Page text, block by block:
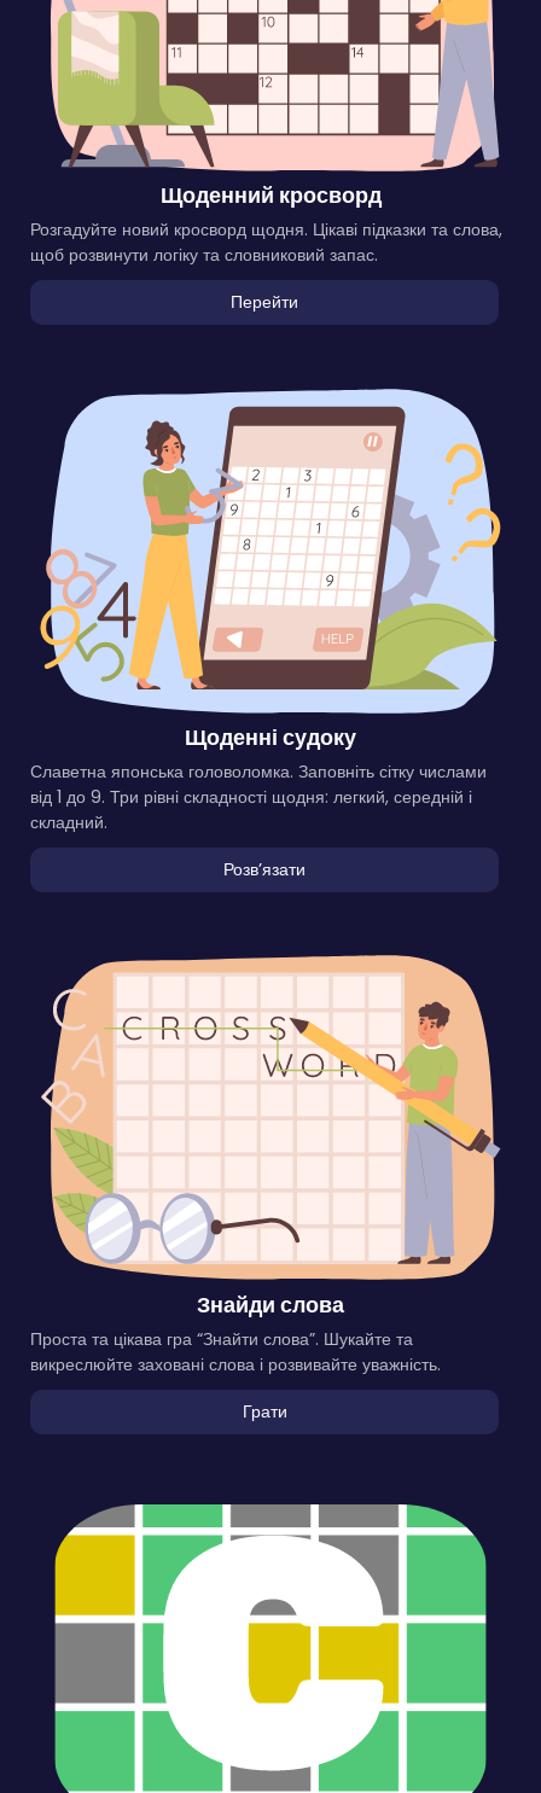
Щоденний кросворд
Розгадуйте новий кросворд щодня. Цікаві підказки та слова,
щоб розвинути логіку та словниковий запас.
Перейти
Щоденні судоку
Славетна японська головоломка. Заповніть сітку числами
від 1 до 9. Три рівні складності щодня: легкий, середній і
складний.
Розвʼязати
Знайди слова
Проста та цікава гра “Знайти слова”. Шукайте та
викреслюйте заховані слова і розвивайте уважність.
Грати